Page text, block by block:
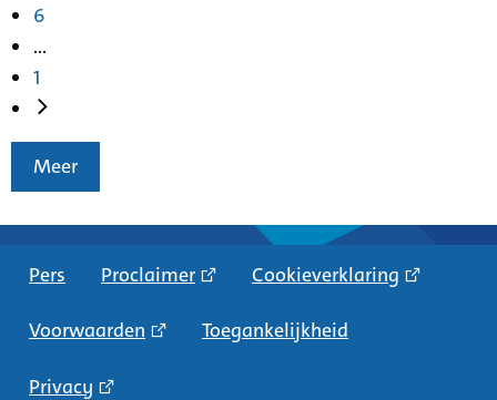
6
...
1
Meer
Pers Proclaimer Cookieverklaring
Voorwaarden Toegankelijkheid
Privacy